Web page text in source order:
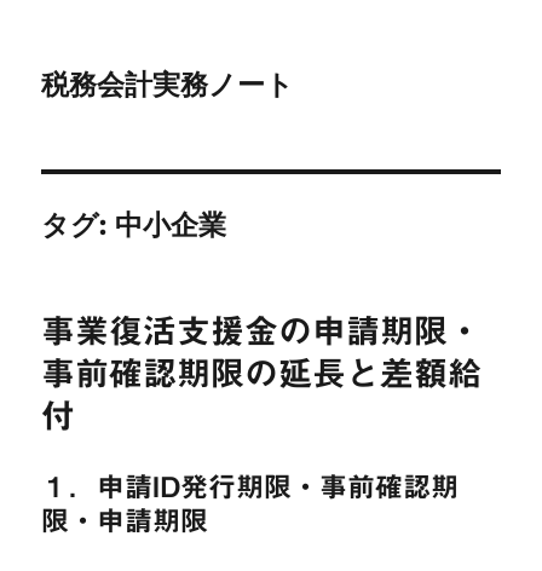
税務会計実務ノート
タグ: 中小企業
事業復活支援金の申請期限・
事前確認期限の延長と差額給
付
１．申請ID発行期限・事前確認期
限・申請期限